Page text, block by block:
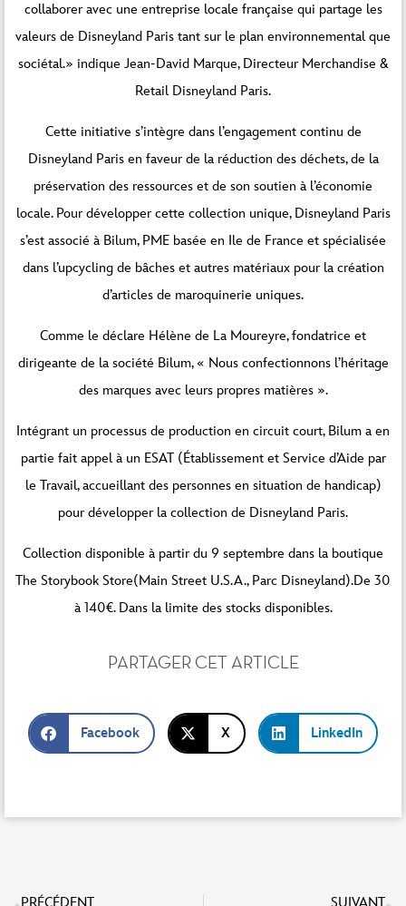
collaborer avec une entreprise locale française qui partage les
valeurs de Disneyland Paris tant sur le plan environnemental que
sociétal.» indique Jean-David Marque, Directeur Merchandise &
Retail Disneyland Paris.
Cette initiative s’intègre dans l’engagement continu de
Disneyland Paris en faveur de la réduction des déchets, de la
préservation des ressources et de son soutien à l’économie
locale. Pour développer cette collection unique, Disneyland Paris
s’est associé à Bilum, PME basée en Ile de France et spécialisée
dans l’upcycling de bâches et autres matériaux pour la création
d’articles de maroquinerie uniques.
Comme le déclare Hélène de La Moureyre, fondatrice et
dirigeante de la société Bilum, « Nous confectionnons l’héritage
des marques avec leurs propres matières ».
Intégrant un processus de production en circuit court, Bilum a en
partie fait appel à un ESAT (Établissement et Service d’Aide par
le Travail, accueillant des personnes en situation de handicap)
pour développer la collection de Disneyland Paris.
Collection disponible à partir du 9 septembre dans la boutique
The Storybook Store(Main Street U.S.A., Parc Disneyland).De 30
à 140€. Dans la limite des stocks disponibles.
PARTAGER CET ARTICLE
Facebook X LinkedIn